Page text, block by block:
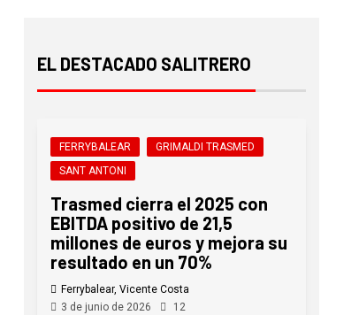
EL DESTACADO SALITRERO
FERRYBALEAR
GRIMALDI TRASMED
SANT ANTONI
Trasmed cierra el 2025 con
EBITDA positivo de 21,5
millones de euros y mejora su
resultado en un 70%
Ferrybalear, Vicente Costa
3 de junio de 2026
12